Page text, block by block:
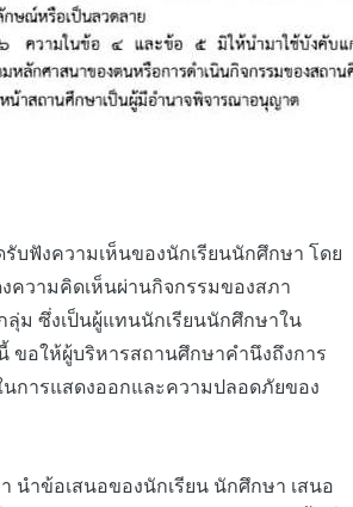
รับฟังความเห็นของนักเรียนนักศึกษา โดย
ความคิดเห็นผ่านกิจกรรมของสภา
ลุ่ม ซึ่งเป็นผู้แทนนักเรียนนักศึกษาใน
ขอให้ผู้บริหารสถานศึกษาคำนึงถึงการ
นการแสดงออกและความปลอดภัยของ
นำข้อเสนอของนักเรียน นักศึกษา เสนอ